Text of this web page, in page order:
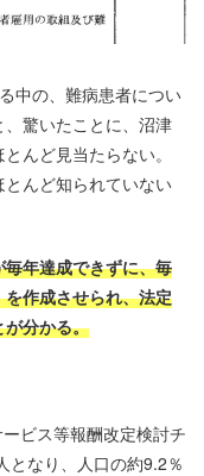
中の、難病患者につい
驚いたことに、沼津
んど見当たらない。
んど知られていない
年達成できずに、毎
作成させられ、法定
が分かる。
ビス等報酬改定検討チ
となり、人口の約9.2％